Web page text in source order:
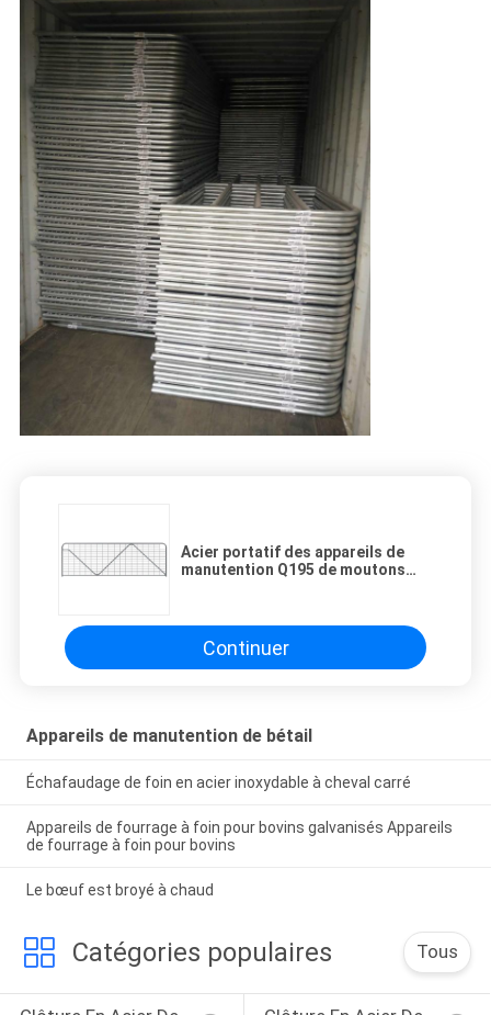
Acier portatif des appareils de
manutention Q195 de moutons
Continuer
Appareils de manutention de bétail
Échafaudage de foin en acier inoxydable à cheval carré
Appareils de fourrage à foin pour bovins galvanisés Appareils
de fourrage à foin pour bovins
Le bœuf est broyé à chaud
Catégories populaires Tous